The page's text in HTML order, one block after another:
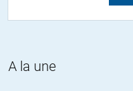
A la une